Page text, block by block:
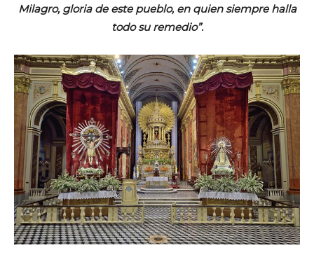
Milagro, gloria de este pueblo, en quien siempre halla
todo su remedio”.